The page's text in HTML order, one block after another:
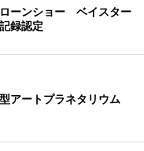
ーンショー ベイスター
録認定
アートプラネタリウム